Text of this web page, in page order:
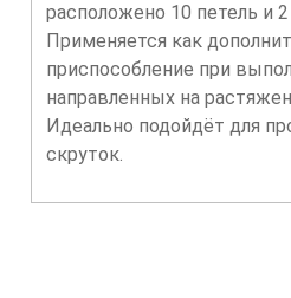
расположено 10 петель и 2
Применяется как
приспособление при
направленных на
Идеально подойдёт для
скруток.